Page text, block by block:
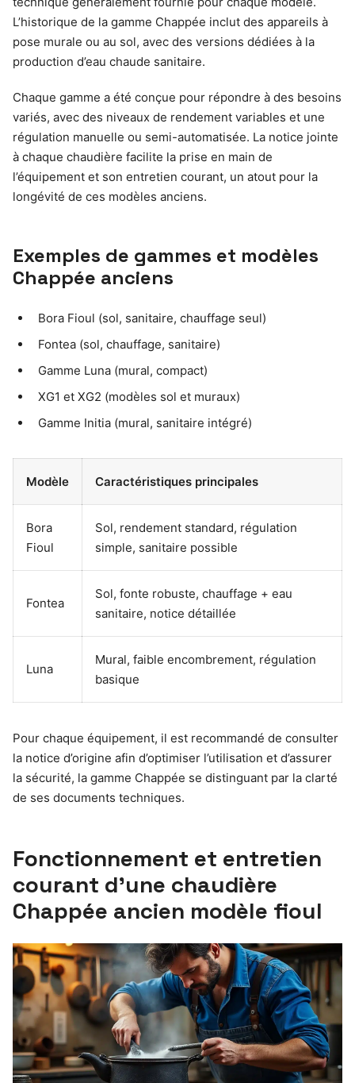
L’historique de la gamme Chappée inclut des appareils à
pose murale ou au sol, avec des versions dédiées à la
production d’eau chaude sanitaire.
Chaque gamme a été conçue pour répondre à des besoins
variés, avec des niveaux de rendement variables et une
régulation manuelle ou semi-automatisée. La notice jointe
à chaque chaudière facilite la prise en main de
l’équipement et son entretien courant, un atout pour la
longévité de ces modèles anciens.
Exemples de gammes et modèles
Chappée anciens
Bora Fioul (sol, sanitaire, chauffage seul)
Fontea (sol, chauffage, sanitaire)
Gamme Luna (mural, compact)
XG1 et XG2 (modèles sol et muraux)
Gamme Initia (mural, sanitaire intégré)
Modèle Caractéristiques principales
Bora
Fioul
Sol, rendement standard, régulation
simple, sanitaire possible
Fontea
Sol, fonte robuste, chauffage + eau
sanitaire, notice détaillée
Luna
Mural, faible encombrement, régulation
basique
Pour chaque équipement, il est recommandé de consulter
la notice d’origine afin d’optimiser l’utilisation et d’assurer
la sécurité, la gamme Chappée se distinguant par la clarté
de ses documents techniques.
Fonctionnement et entretien
courant d’une chaudière
Chappée ancien modèle fioul